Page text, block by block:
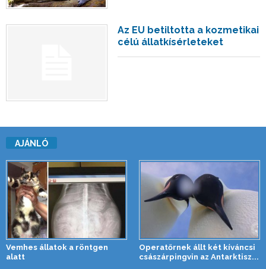
Az EU betiltotta a kozmetikai
célú állatkísérleteket
AJÁNLÓ
Vemhes állatok a röntgen
alatt
Operatőrnek állt két kíváncsi
császárpingvin az Antarktisz...